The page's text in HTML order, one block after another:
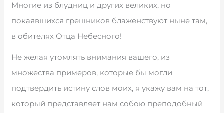
Многие из блудниц и других великих, но
покаявшихся грешников блаженствуют ныне там,
в обителях Отца Небесного!
Не желая утомлять внимания вашего, из
множества примеров, которые бы могли
подтвердить истину слов моих, я укажу вам на тот,
который представляет нам собою преподобный